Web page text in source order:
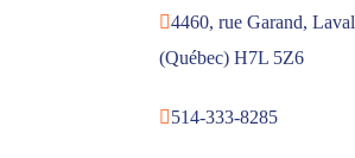
4460, rue Garand, Laval
(Québec) H7L 5Z6
514-333-8285